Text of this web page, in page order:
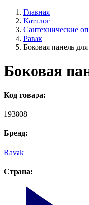
Главная
Каталог
Сантехнические
Равак
Боковая панель
Боковая
Код товара:
193808
Бренд:
Ravak
Страна: